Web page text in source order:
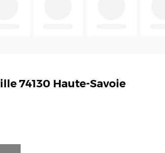
74130 Haute-Savoie